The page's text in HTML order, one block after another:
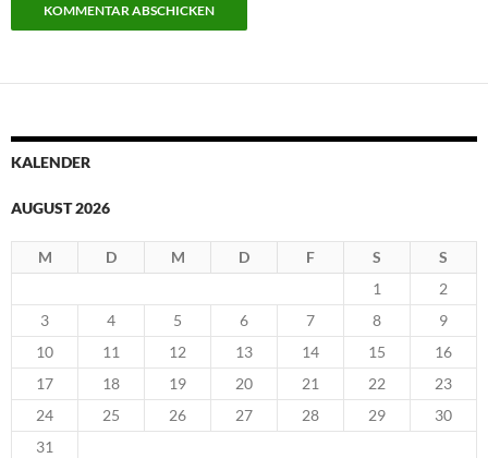
KALENDER
AUGUST 2026
M D M D F S S
1
2
3
4 5 6 7 8
9
10
11 12 13 14 15
16
17
18 19 20 21 22
23
24
25 26 27 28 29
30
31